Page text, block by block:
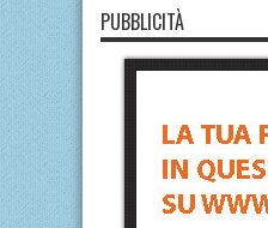
PUBBLICITÀ